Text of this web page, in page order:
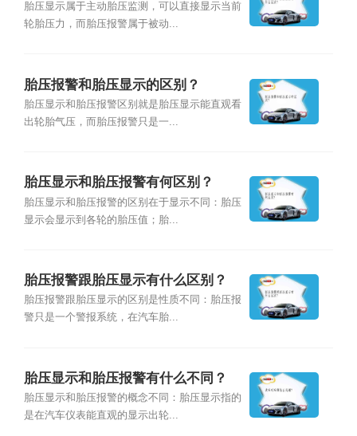
胎压显示属于主动胎压监测，可以直接显示当前
轮胎压力，而胎压报警属于被动...
胎压报警和胎压显示的区别？
胎压显示和胎压报警区别就是胎压显示能直观看
出轮胎气压，而胎压报警只是一...
胎压显示和胎压报警有何区别？
胎压显示和胎压报警的区别在于显示不同：胎压
显示会显示到各轮的胎压值；胎...
胎压报警跟胎压显示有什么区别？
胎压报警跟胎压显示的区别是性质不同：胎压报
警只是一个警报系统，在汽车胎...
胎压显示和胎压报警有什么不同？
胎压显示和胎压报警的概念不同：胎压显示指的
是在汽车仪表能直观的显示出轮...